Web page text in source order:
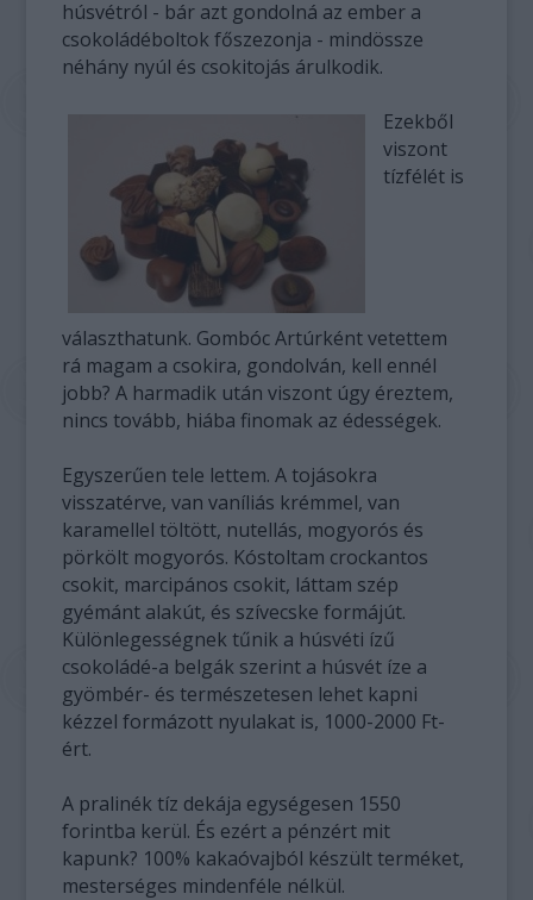
húsvétról - bár azt gondolná az ember a
csokoládéboltok főszezonja - mindössze
néhány nyúl és csokitojás árulkodik.
Ezekből
viszont
tízfélét is
választhatunk. Gombóc Artúrként vetettem
rá magam a csokira, gondolván, kell ennél
jobb? A harmadik után viszont úgy éreztem,
nincs tovább, hiába finomak az édességek.
Egyszerűen tele lettem. A tojásokra
visszatérve, van vaníliás krémmel, van
karamellel töltött, nutellás, mogyorós és
pörkölt mogyorós. Kóstoltam crockantos
csokit, marcipános csokit, láttam szép
gyémánt alakút, és szívecske formájút.
Különlegességnek tűnik a húsvéti ízű
csokoládé-a belgák szerint a húsvét íze a
gyömbér- és természetesen lehet kapni
kézzel formázott nyulakat is, 1000-2000 Ft-
ért.
A pralinék tíz dekája egységesen 1550
forintba kerül. És ezért a pénzért mit
kapunk? 100% kakaóvajból készült terméket,
mesterséges mindenféle nélkül.